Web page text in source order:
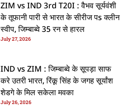
ZIM vs IND 3rd T20I : वैभव सूर्यवंशी
के तूफानी पारी से भारत के सीरीज पs क्लीन
स्वीप, जिम्बाब्वे 35 रन से हारल
July 27, 2026
IND vs ZIM : जिम्बाब्वे के सूपड़ा साफ
करे उतरी भारत, रिंकू सिंह के जगह सूर्यांश
शेडगे के मिल सकेला मवका
July 26, 2026